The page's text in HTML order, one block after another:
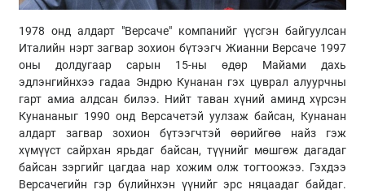
1978 онд алдарт "Версаче" компанийг үүсгэн байгуулсан
Италийн нэрт загвар зохион бүтээгч Жианни Версаче 1997
оны долдугаар сарын 15-ны өдөр Майами дахь
эдлэнгийнхээ гадаа Эндрю Кунанан гэх цуврал алуурчны
гарт амиа алдсан билээ. Нийт таван хүний аминд хүрсэн
Кунананыг 1990 онд Версачетэй уулзаж байсан, Кунанан
алдарт загвар зохион бүтээгчтэй өөрийгөө найз гэж
хүмүүст сайрхан ярьдаг байсан, түүнийг мөшгөж дагадаг
байсан зэргийг цагдаа нар хожим олж тогтоожээ. Гэхдээ
Версачегийн гэр бүлийнхэн үүнийг эрс няцаадаг байдаг.